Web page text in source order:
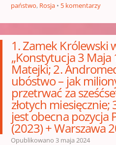
państwo, Rosja 5 komentarzy
1. Zamek Królewski
„Konstytucja 3 Maja
Matejki; 2.
ubóstwo – jak
przetrwać za
złotych miesięcznie;
jest obecna pozycja
(2023) + Warszawa
Opublikowano 3 maja 2024